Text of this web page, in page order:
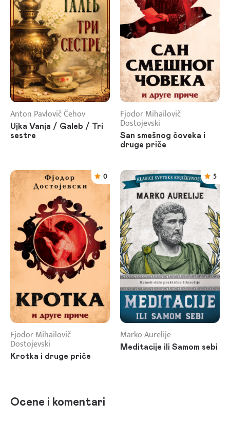
Anton Pavlovič Čehov
Ujka Vanja / Galeb / Tri
sestre
Fjodor Mihailovič
Dostojevski
San smešnog čoveka i
druge priče
0
Fjodor Mihailovič
Dostojevski
Krotka i druge priče
5
Marko Aurelije
Meditacije ili Samom sebi
Ocene i komentari